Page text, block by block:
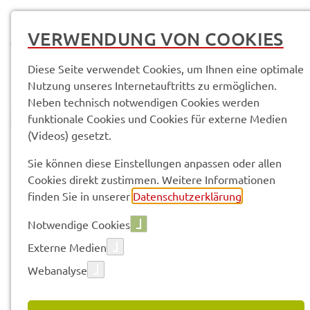
Vorle­sen
04.12.2021
VERWENDUNG VON COOKIES
Diese Seite verwendet Cookies, um Ihnen eine optimale
Nutzung unseres Internetauftritts zu ermöglichen.
Neben technisch notwendigen Cookies werden
funktionale Cookies und Cookies für externe Medien
(Videos) gesetzt.
Sie können diese Einstellungen anpassen oder allen
Cookies direkt zustimmen. Weitere Informationen
finden Sie in unserer Datenschutzerklärung
Notwendige Cookies
Externe Medien
Webanalyse